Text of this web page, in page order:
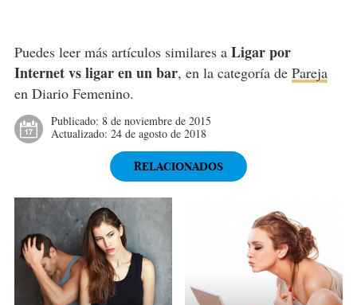
Puedes leer más artículos similares a Ligar por
Internet vs ligar en un bar, en la categoría de Pareja
en Diario Femenino.
Publicado: 8 de noviembre de 2015
Actualizado: 24 de agosto de 2018
RELACIONADOS